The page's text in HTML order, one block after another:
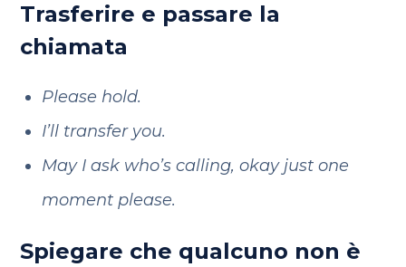
Trasferire e passare la
chiamata
Please hold.
I’ll transfer you.
May I ask who’s calling, okay just one
moment please.
Spiegare che qualcuno non è